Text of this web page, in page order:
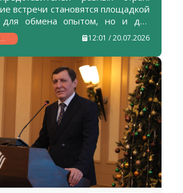
встречи становятся площадкой
обмена опытом, но и для
доверия, взаимопонимания и
диалога между народами.
12:01 / 20.07.2026